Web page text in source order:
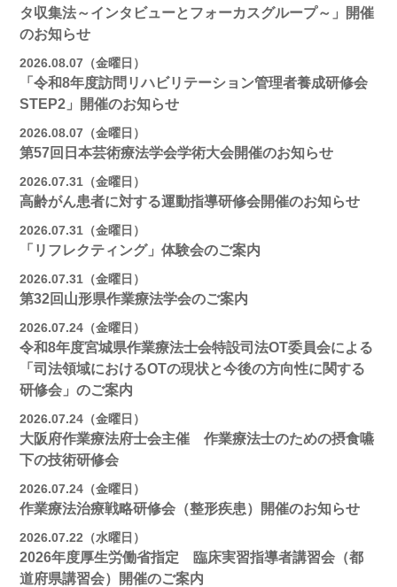
タ収集法～インタビューとフォーカスグループ～」開催
のお知らせ
2026.08.07（金曜日）
「令和8年度訪問リハビリテーション管理者養成研修会
STEP2」開催のお知らせ
2026.08.07（金曜日）
第57回日本芸術療法学会学術大会開催のお知らせ
2026.07.31（金曜日）
高齢がん患者に対する運動指導研修会開催のお知らせ
2026.07.31（金曜日）
「リフレクティング」体験会のご案内
2026.07.31（金曜日）
第32回山形県作業療法学会のご案内
2026.07.24（金曜日）
令和8年度宮城県作業療法士会特設司法OT委員会による
「司法領域におけるOTの現状と今後の方向性に関する
研修会」のご案内
2026.07.24（金曜日）
大阪府作業療法府士会主催 作業療法士のための摂食嚥
下の技術研修会
2026.07.24（金曜日）
作業療法治療戦略研修会（整形疾患）開催のお知らせ
2026.07.22（水曜日）
2026年度厚生労働省指定 臨床実習指導者講習会（都
道府県講習会）開催のご案内